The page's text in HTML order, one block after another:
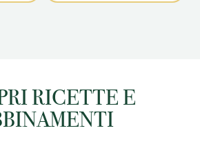
RICETTE E